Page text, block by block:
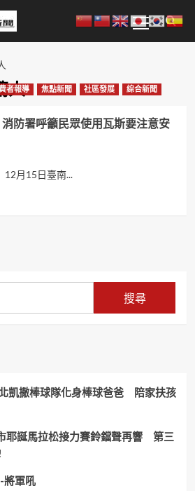
Menu
人
者報導 焦點新聞 社區發展 綜合新聞
防署呼籲民眾使用瓦斯要注意安
12月15日臺南...
搜尋
凱撒棒球隊化身棒球爸爸 陪家扶孩
耶誕馬拉松接力賽鈴鐺聲再響 第三
將軍吼